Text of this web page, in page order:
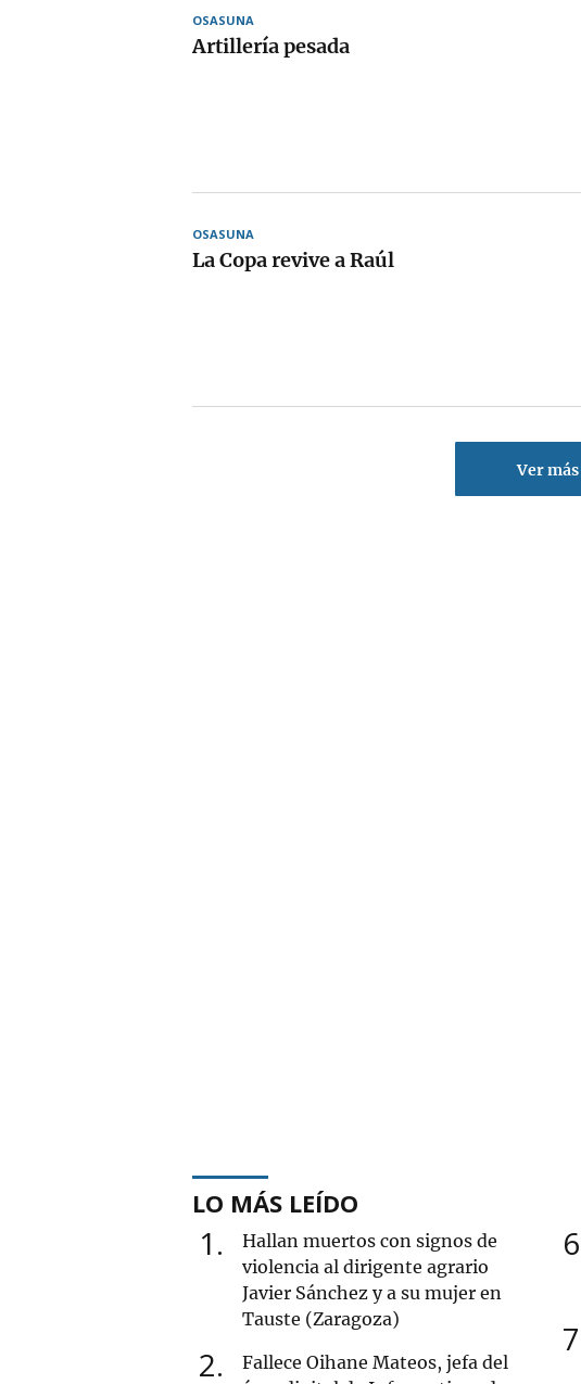
OSASUNA
Artillería pesada
OSASUNA
La Copa revive a Raúl
Ver más
LO MÁS LEÍDO
1
Hallan muertos con signos de
violencia al dirigente agrario
Javier Sánchez y a su mujer en
Tauste (Zaragoza)
2
Fallece Oihane Mateos, jefa del
6
7